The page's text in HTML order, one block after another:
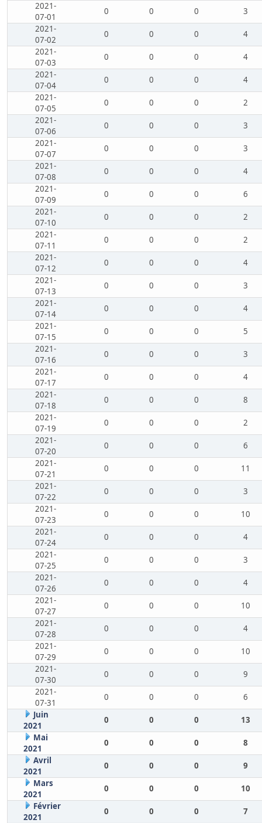
2021-
07-01
0 0 0
3
2021-
07-02
0 0 0
4
2021-
07-03
0 0 0
4
2021-
07-04
0 0 0
4
2021-
07-05
0 0 0
2
2021-
07-06
0 0 0
3
2021-
07-07
0 0 0
3
2021-
07-08
0 0 0
4
2021-
07-09
0 0 0
6
2021-
07-10
0 0 0
2
2021-
07-11
0 0 0
2
2021-
07-12
0 0 0
4
2021-
07-13
0 0 0
3
2021-
07-14
0 0 0
4
2021-
07-15
0 0 0
5
2021-
07-16
0 0 0
3
2021-
07-17
0 0 0
4
2021-
07-18
0 0 0
8
2021-
07-19
0 0 0
2
2021-
07-20
0 0 0
6
2021-
07-21
0 0 0
11
2021-
07-22
0 0 0
3
2021-
07-23
0 0 0
10
2021-
07-24
0 0 0
4
2021-
07-25
0 0 0
3
2021-
07-26
0 0 0
4
2021-
07-27
0 0 0
10
2021-
07-28
0 0 0
4
2021-
07-29
0 0 0
10
2021-
07-30
0 0 0
9
2021-
07-31
0 0 0
6
Juin
2021
0 0 0
13
Mai
2021
0 0 0
8
Avril
2021
0 0 0
9
Mars
2021
0 0 0
10
Février
2021
0 0 0
7